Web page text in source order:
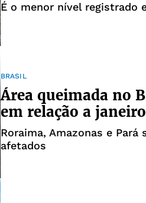
É o menor nível registrado
BRASIL
Área queimada no
em relação a
Roraima, Amazonas e
afetados